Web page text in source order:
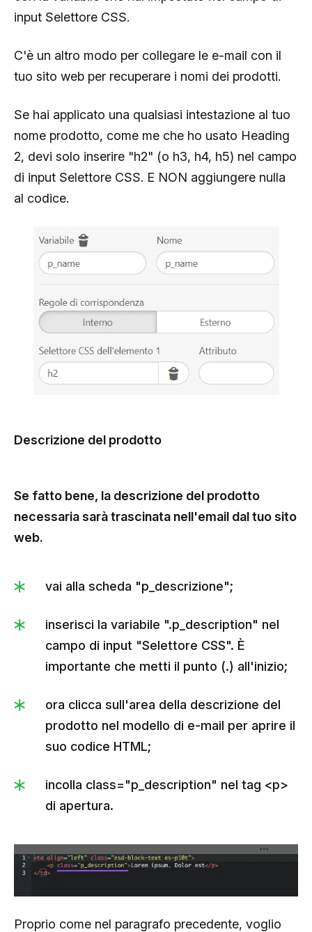
input Selettore CSS.
C'è un altro modo per collegare le e-mail con il
tuo sito web per recuperare i nomi dei prodotti.
Se hai applicato una qualsiasi intestazione al tuo
nome prodotto, come me che ho usato Heading
2, devi solo inserire "h2" (o h3, h4, h5) nel campo
di input Selettore CSS. E NON aggiungere nulla
al codice.
Descrizione del prodotto
Se fatto bene, la descrizione del prodotto
necessaria sarà trascinata nell'email dal tuo sito
web.
vai alla scheda "p_descrizione";
inserisci la variabile ".p_description" nel
campo di input "Selettore CSS". È
importante che metti il punto (.) all'inizio;
ora clicca sull'area della descrizione del
prodotto nel modello di e-mail per aprire il
suo codice HTML;
incolla class="p_description" nel tag <p>
di apertura.
Proprio come nel paragrafo precedente, voglio